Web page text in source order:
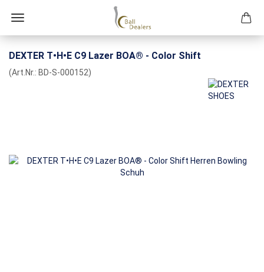
DEXTER T•H•E C9 Lazer BOA® - Color Shift
(Art.Nr.: BD-S-000152)